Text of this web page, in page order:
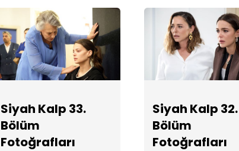
Siyah Kalp 33.
Bölüm
Fotoğrafları
Siyah Kalp 32.
Bölüm
Fotoğrafları